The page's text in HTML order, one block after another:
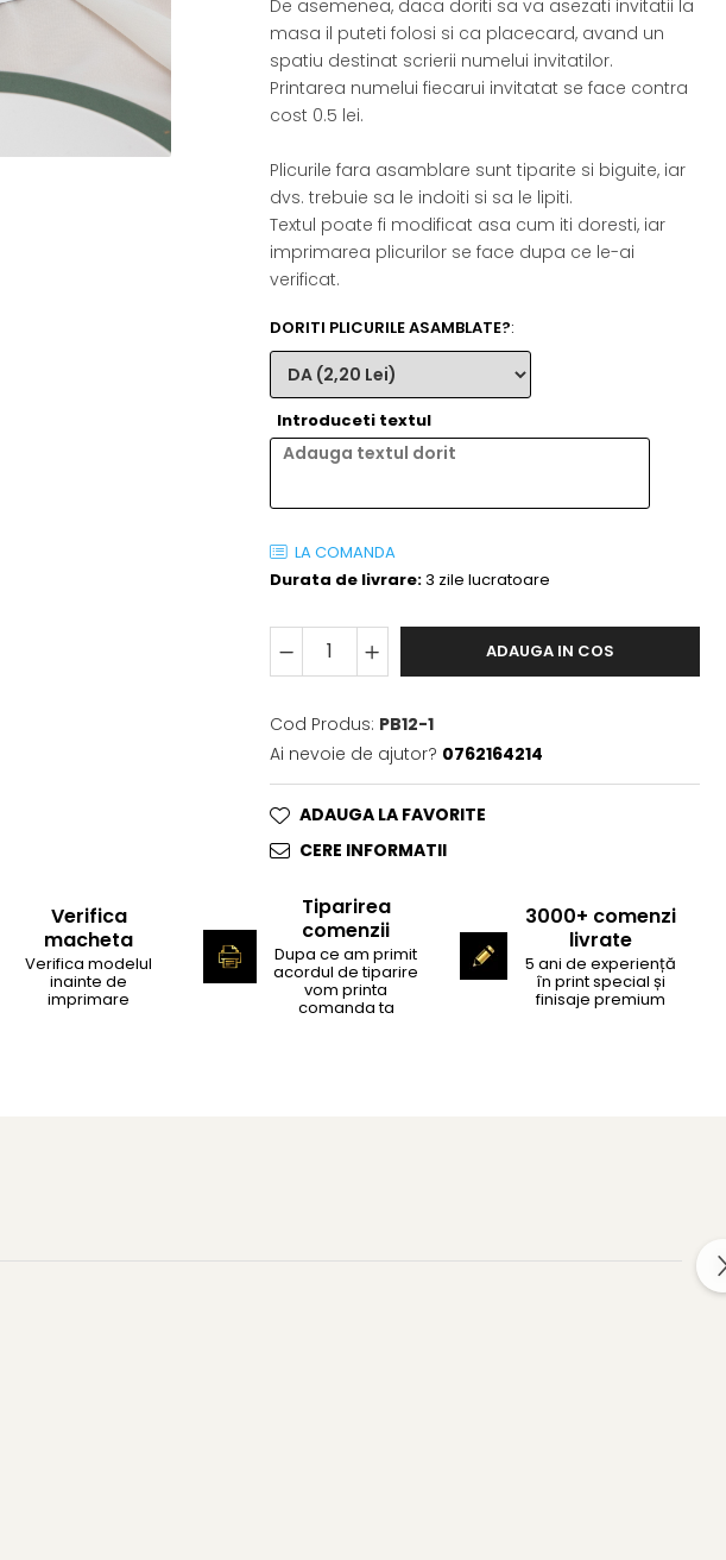
De asemenea, daca doriti sa va asezati invitatii la
masa il puteti folosi si ca placecard, avand un
spatiu destinat scrierii numelui invitatilor.
Printarea numelui fiecarui invitatat se face contra
cost 0.5 lei.
Plicurile fara asamblare sunt tiparite si biguite, iar
dvs. trebuie sa le indoiti si sa le lipiti.
Textul poate fi modificat asa cum iti doresti, iar
imprimarea plicurilor se face dupa ce le-ai
verificat.
DORITI PLICURILE ASAMBLATE?:
Introduceti textul
LA COMANDA
Durata de livrare:3 zile lucratoare
ADAUGA IN COS
Cod Produs: PB12-1
Ai nevoie de ajutor? 0762164214
ADAUGA LA FAVORITE
CERE INFORMATII
Verifica
macheta
Verifica modelul
inainte de
imprimare
Tiparirea
comenzii
Dupa ce am primit
acordul de tiparire
vom printa
comanda ta
3000+ comenzi
livrate
5 ani de experiență
în print special și
finisaje premium